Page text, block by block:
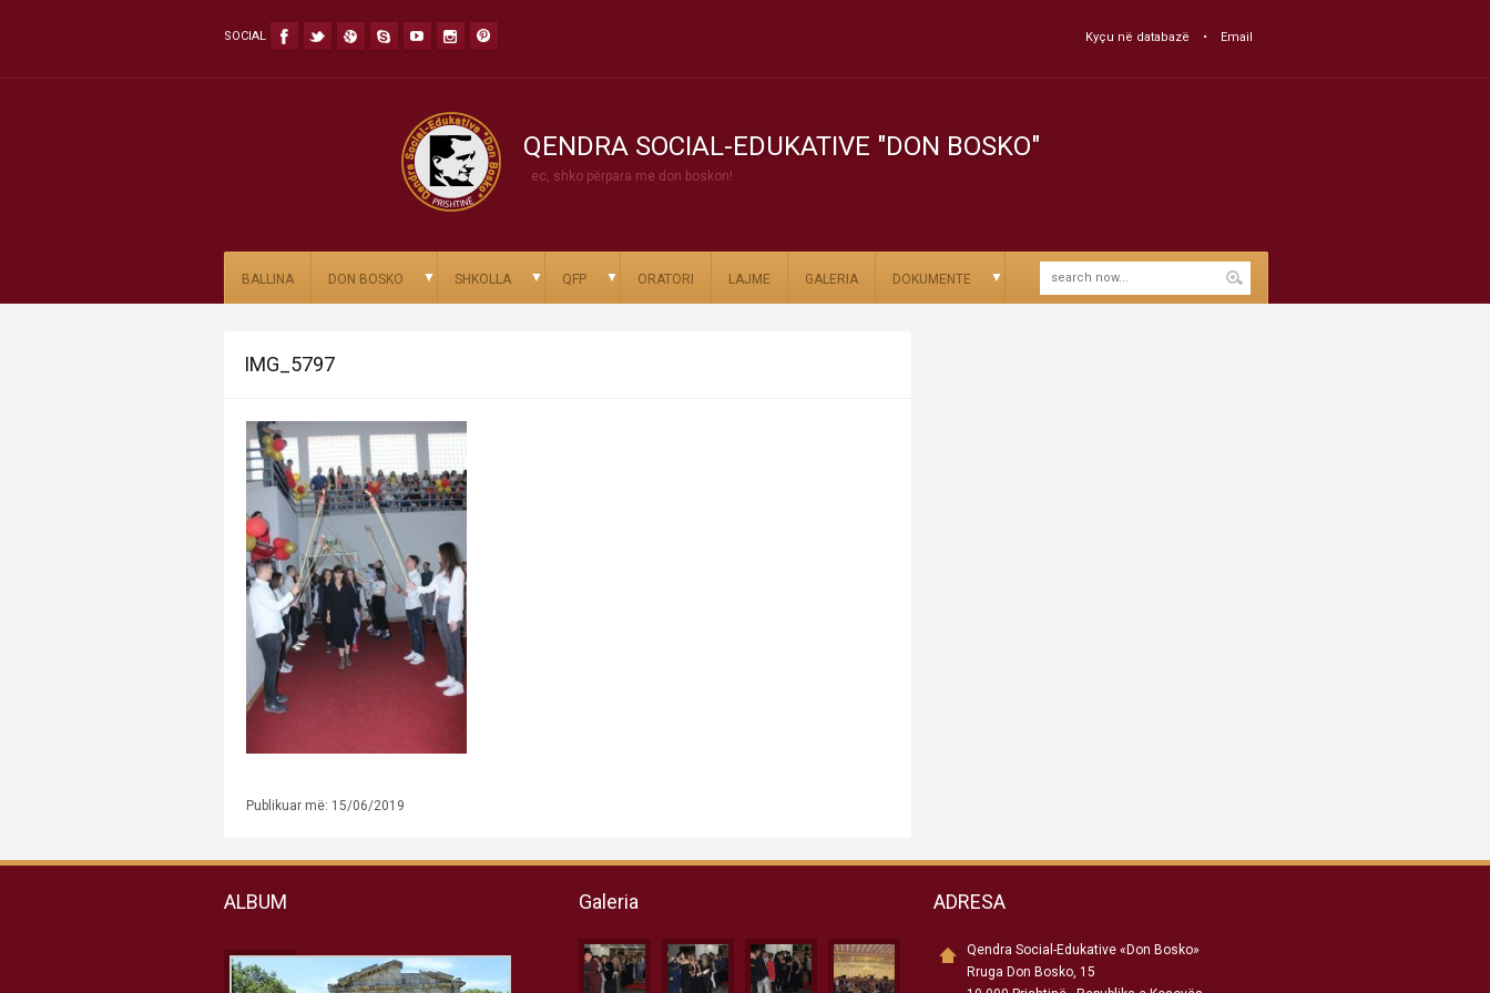
SOCIAL Kyçu në databazë Email
QENDRA SOCIAL-EDUKATIVE "DON BOSKO"
ec, shko përpara me don boskon!
BALLINA DON BOSKO ▼ SHKOLLA ▼ QFP ▼ ORATORI LAJME GALERIA DOKUMENTE ▼
IMG_5797
Publikuar më: 15/06/2019
ALBUM Galeria ADRESA
Qendra Social-Edukative «Don Bosko»
Rruga Don Bosko, 15